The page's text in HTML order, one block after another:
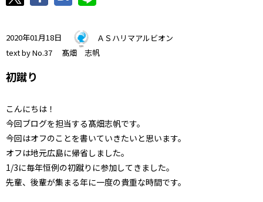
2020年01月18日
ＡＳハリマアルビオン
text by No.37 髙畑 志帆
初蹴り
こんにちは！
今回ブログを担当する髙畑志帆です。
今回はオフのことを書いていきたいと思います。
オフは地元広島に帰省しました。
1/3に毎年恒例の初蹴りに参加してきました。
先輩、後輩が集まる年に一度の貴重な時間です。